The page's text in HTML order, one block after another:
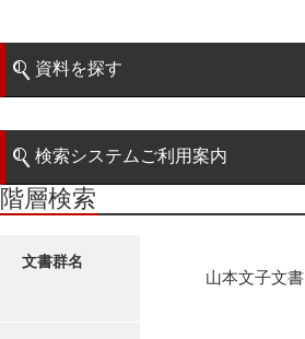
藩政文書
特定歴史公文書
諸家文書
資料を探す
階層検索
検索システムご利用案内
検索システムの利用について
更新履歴
階層検索
文書群名
山本文子文書